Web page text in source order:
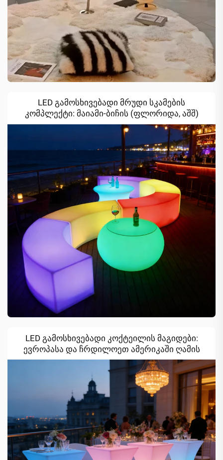
LED გამოსხივებადი მრუდი სკამების
კომპლექტი: მაიამი-ბიჩის (ფლორიდა, აშშ)
სანაპირო კლუბების ღამის ატმოსფეროს
ამაღლება
LED გამოსხივებადი კოქტეილის მაგიდები:
ევროპასა და ჩრდილოეთ ამერიკაში ღამის
ღონისძიებების ატმოსფეროს
გადასაჭარბებლად